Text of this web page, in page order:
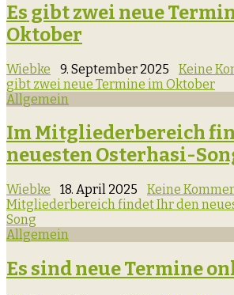
Es gibt zwei neue
Oktober
Wiebke 9. September 2025 Keine
gibt zwei neue Termine im Oktober
Allgemein
Im Mitgliederbereich
neuesten Osterhasi-
Wiebke 18. April 2025 Keine
Mitgliederbereich findet Ihr den
Song
Allgemein
Es sind neue Termine